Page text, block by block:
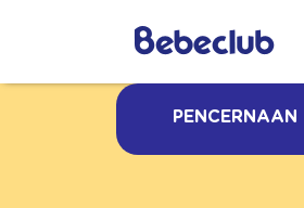
PENCERNAAN